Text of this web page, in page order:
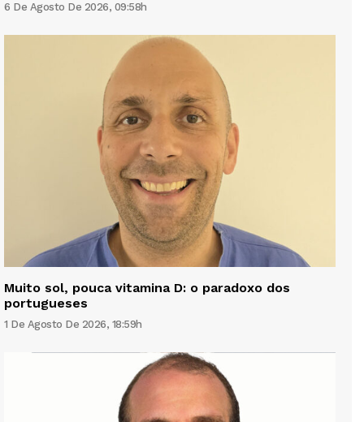
6 De Agosto De 2026, 09:58h
Muito sol, pouca vitamina D: o paradoxo dos
portugueses
1 De Agosto De 2026, 18:59h